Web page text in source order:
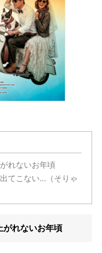
れないお年頃
てこない…（そりゃ
がれないお年頃